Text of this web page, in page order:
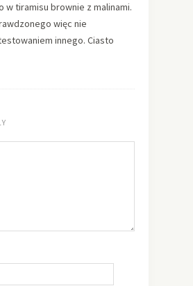
w tiramisu brownie z malinami.
więc nie
innego. Ciasto